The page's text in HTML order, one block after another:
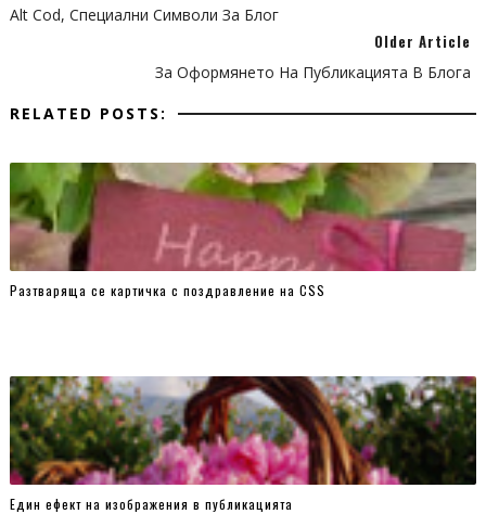
}
24% {
}
30% {
}
100% {
}
.slides ul li {
opacity:0;
position:absolute;
top:0;
Alt Cod, Специални Символи За Блог
Older Article
За Оформянето На Публикацията В Блога
RELATED POSTS:
Разтваряща се картичка с поздравление на CSS
Един ефект на изображения в публикацията